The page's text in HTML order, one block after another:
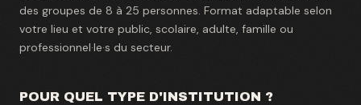
des groupes de 8 à 25 personnes. Format adaptable selon
votre lieu et votre public, scolaire, adulte, famille ou
professionnel·le·s du secteur.
POUR QUEL TYPE D'INSTITUTION ?